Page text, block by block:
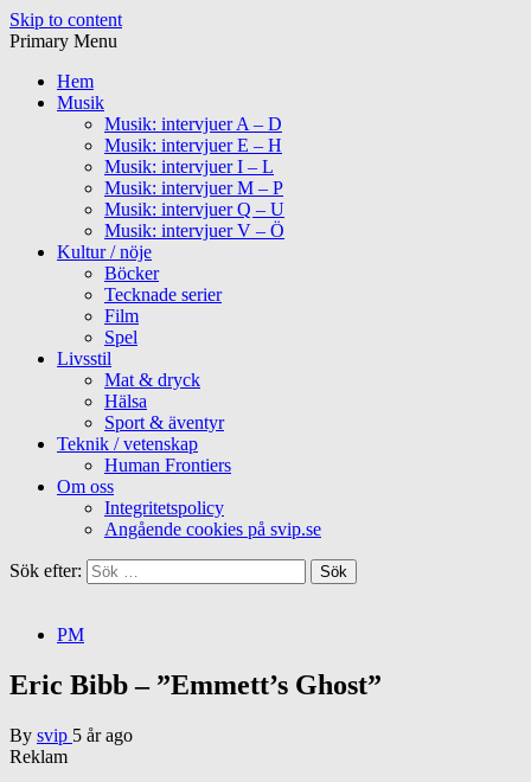
Skip to content
Primary Menu
Hem
Musik
Musik: intervjuer A – D
Musik: intervjuer E – H
Musik: intervjuer I – L
Musik: intervjuer M – P
Musik: intervjuer Q – U
Musik: intervjuer V – Ö
Kultur / nöje
Böcker
Tecknade serier
Film
Spel
Livsstil
Mat & dryck
Hälsa
Sport & äventyr
Teknik / vetenskap
Human Frontiers
Om oss
Integritetspolicy
Angående cookies på svip.se
Sök efter:
PM
Eric Bibb – ”Emmett’s Ghost”
By svip 5 år ago
Reklam